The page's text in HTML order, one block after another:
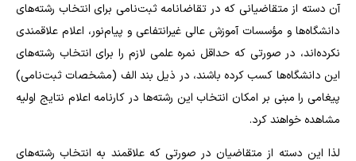
آن دسته از متقاضیانی که در تقاضانامه ثبت‌نامی برای انتخاب رشته‌های
دانشگاه‌ها و مؤسسات آموزش عالی غیرانتفاعی و پیام‌نور، اعلام علاقمندی
نکرده‌اند، در صورتی که حداقل نمره علمی لازم را برای انتخاب رشته‌های
این دانشگاه‌ها کسب کرده باشند، در ذیل بند الف (مشخصات ثبت‌نامی)
پیغامی را مبنی بر امکان انتخاب این رشته‌ها در کارنامه اعلام نتایج اولیه
مشاهده خواهند کرد.
لذا این دسته از متقاضیان در صورتی که علاقمند به انتخاب رشته‌های